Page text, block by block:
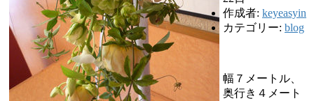
作成者: keyeasyin
カテゴリー: blog
幅７メートル、
奥行き４メート